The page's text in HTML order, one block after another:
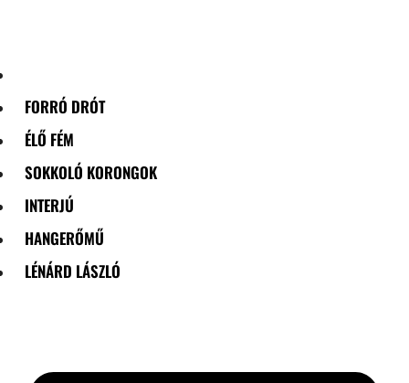
FORRÓ DRÓT
ÉLŐ FÉM
SOKKOLÓ KORONGOK
INTERJÚ
HANGERŐMŰ
LÉNÁRD LÁSZLÓ